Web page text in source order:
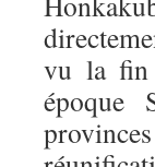
vu la fin
époque